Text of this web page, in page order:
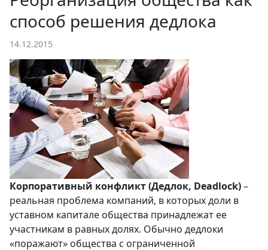
способ решения дедлока
14.12.2015
Корпоративный конфликт (Дедлок, Deadlock)–
реальная проблема компаний, в которых доли в
уставном капитале общества принадлежат ее
участникам в равных долях. Обычно дедлоки
«поражают» общества с ограниченной